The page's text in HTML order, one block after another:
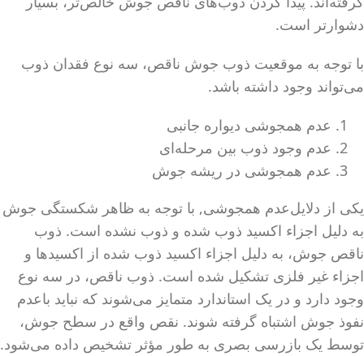
دشوار‌تر است.
با توجه به موقعیت ذوب جوش ناقص، سه نوع فقدان ذوب
می‌تواند وجود داشته باشد.
عدم همجوشی دیواره جانبی
عدم وجود ذوب بین مرحله‌ای
عدم همجوشی در ریشه جوش
یکی از دلایل‌عدم همجوشی, با توجه به ظاهر شکستگی جوش
به دلیل اجزاء اکسید ذوب شده و ذوب نشده است. ذوب
ناقص جوش، به دلیل اجزاء اکسید ذوب شده از اکسیدها و
اجزاء غیر فلزی تشکیل شده است. ذوب ناقص، در سه نوع
وجود دارد و در یک استاندارد متمایز می‌شوند که نباید باعدم
نفوذ جوش اشتباه گرفته شوند. نقص واقع در سطح جوش،
توسط یک بازرسی بصری به طور مؤثر تشخیص داده می‌شود.